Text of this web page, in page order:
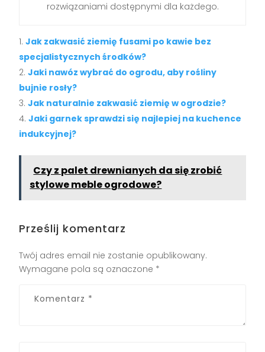
rozwiązaniami dostępnymi dla każdego.
Jak zakwasić ziemię fusami po kawie bez
specjalistycznych środków?
Jaki nawóz wybrać do ogrodu, aby rośliny
bujnie rosły?
Jak naturalnie zakwasić ziemię w ogrodzie?
Jaki garnek sprawdzi się najlepiej na kuchence
indukcyjnej?
Czy z palet drewnianych da się zrobić
stylowe meble ogrodowe?
Prześlij komentarz
Twój adres email nie zostanie opublikowany.
Wymagane pola są oznaczone *